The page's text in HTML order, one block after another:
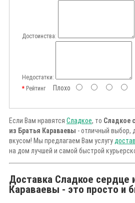
Достоинства:
Недостатки:
РейтингПлохо
Если Вам нравятся Сладкое, то Сладкое
из Братья Караваевы - отличный выбор,
вкусом! Мы предлагаем Вам услугу
на дом лучшей и самой быстрой
Доставка Сладкое сердце
Караваевы - это просто и